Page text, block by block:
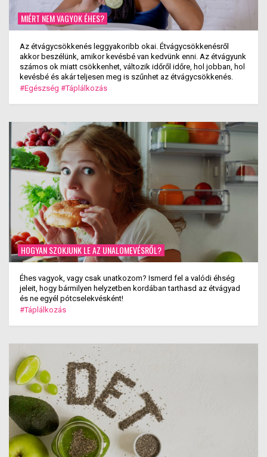
MIÉRT NEM VAGYOK ÉHES?
Az étvágycsökkenés leggyakoribb okai. Étvágycsökkenésről
akkor beszélünk, amikor kevésbé van kedvünk enni. Az étvágyunk
számos ok miatt csökkenhet, változik időről időre, hol jobban, hol
kevésbé és akár teljesen meg is szűnhet az étvágycsökkenés.
#Egészség #Táplálkozás
HOGYAN SZOKJUNK LE AZ UNALOMEVÉSRŐL?
Éhes vagyok, vagy csak unatkozom? Ismerd fel a valódi éhség
jeleit, hogy bármilyen helyzetben kordában tarthasd az étvágyad
és ne egyél pótcselekvésként!
#Táplálkozás